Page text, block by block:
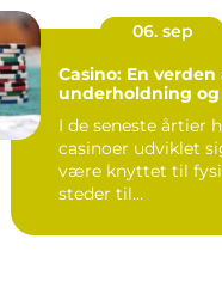
06. sep
Casino: En verden
underholdning
I de seneste årtier
casinoer udviklet
være knyttet til
steder til...